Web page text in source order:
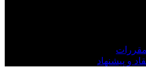
و پیشنهاد